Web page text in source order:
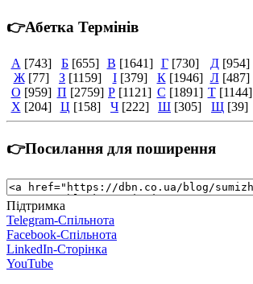
👉Абетка Термінів
А [743] Б [655] В [1641] Г [730] Д [954]
Ж [77] З [1159] І [379] К [1946] Л [487]
О [959] П [2759] Р [1121] С [1891] Т [1144]
Х [204] Ц [158] Ч [222] Ш [305] Щ [39]
👉Посилання для поширення
Підтримка
Telegram-Спільнота
Facebook-Спільнота
LinkedIn-Сторінка
YouTube